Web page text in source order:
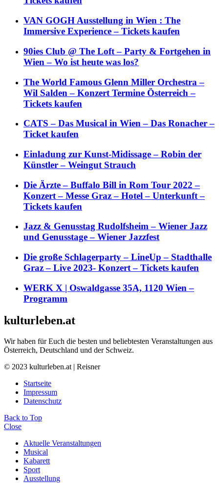
VAN GOGH Ausstellung in Wien : The
Immersive Experience – Tickets kaufen
90ies Club @ The Loft – Party & Fortgehen in
Wien – Wo ist heute was los?
The World Famous Glenn Miller Orchestra –
Wil Salden – Konzert Termine Österreich –
Tickets kaufen
CATS – Das Musical in Wien – Das Ronacher –
Ticket kaufen
Einladung zur Kunst-Midissage – Robin der
Künstler – Weingut Strauch
Die Ärzte – Buffalo Bill in Rom Tour 2022 –
Konzert – Messe Graz – Hotel – Unterkunft –
Tickets kaufen
Jazz & Genusstag Rudolfsheim – Wiener Jazz
und Genusstage – Wiener Jazzfest
Die große Schlagerparty – LineUp – Stadthalle
Graz – Live 2023- Konzert – Tickets kaufen
WERK X | Oswaldgasse 35A, 1120 Wien –
Programm
kulturleben.at
Wir haben für Euch die besten und beliebtesten Veranstaltungen aus
Österreich, Deutschland und der Schweiz.
© 2023 kulturleben.at | Reisner
Startseite
Impressum
Datenschutz
Back to Top
Close
Aktuelle Veranstaltungen
Musical
Kabarett
Sport
Ausstellung